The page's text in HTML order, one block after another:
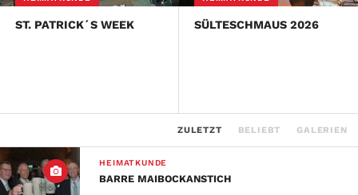
ST. PATRICK´S WEEK SÜLTESCHMAUS 2026
ZULETZT BELIEBT GALERIEN
HEIMATKUNDE
BARRE MAIBOCKANSTICH